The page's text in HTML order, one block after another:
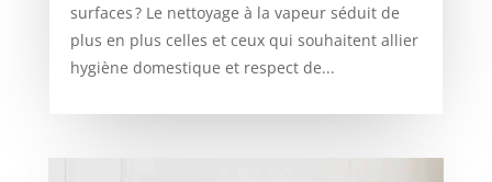
surfaces ? Le nettoyage à la vapeur séduit de
plus en plus celles et ceux qui souhaitent allier
hygiène domestique et respect de...